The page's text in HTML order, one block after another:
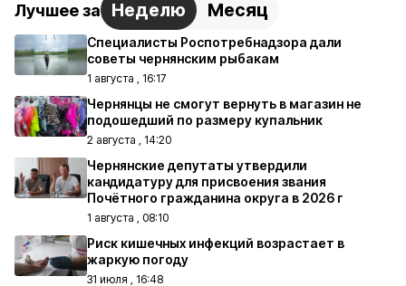
Лучшее за Неделю Месяц
Специалисты Роспотребнадзора дали
советы чернянским рыбакам
1 августа , 16:17
Чернянцы не смогут вернуть в магазин не
подошедший по размеру купальник
2 августа , 14:20
Чернянские депутаты утвердили
кандидатуру для присвоения звания
Почётного гражданина округа в 2026 г
1 августа , 08:10
Риск кишечных инфекций возрастает в
жаркую погоду
31 июля , 16:48